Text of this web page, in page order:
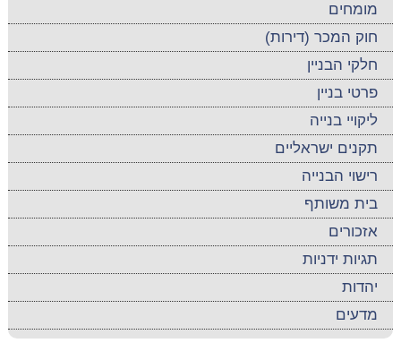
מומחים
חוק המכר (דירות)
חלקי הבניין
פרטי בניין
ליקויי בנייה
תקנים ישראליים
רישוי הבנייה
בית משותף
אזכורים
תגיות ידניות
יהדות
מדעים